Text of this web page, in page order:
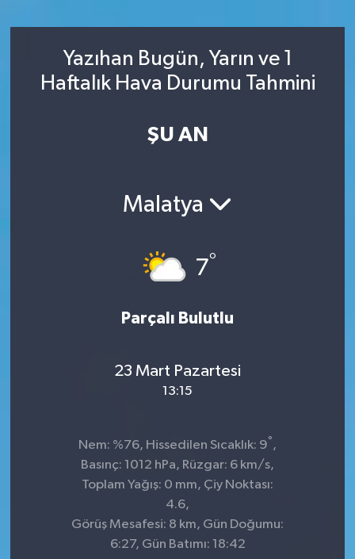
Yazıhan Bugün, Yarın ve 1
Haftalık Hava Durumu Tahmini
ŞU AN
Malatya
7°
Parçalı Bulutlu
23 Mart Pazartesi
13:15
Nem: %76, Hissedilen Sıcaklık: 9° ,
Basınç: 1012 hPa, Rüzgar: 6 km/s,
Toplam Yağış: 0 mm, Çiy Noktası:
4.6,
Görüş Mesafesi: 8 km, Gün Doğumu:
6:27, Gün Batımı: 18:42
Haber Arşivi